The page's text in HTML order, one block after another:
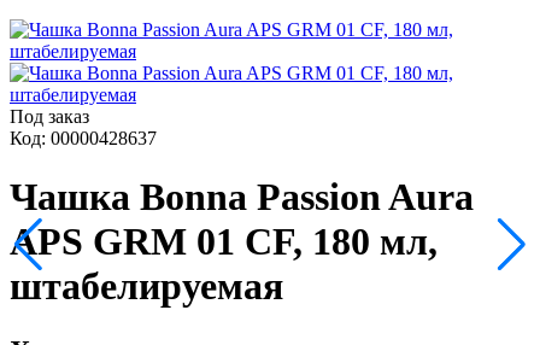
Под заказ
Код: 00000428637
Чашка Bonna Passion Aura
APS GRM 01 CF, 180 мл,
штабелируемая